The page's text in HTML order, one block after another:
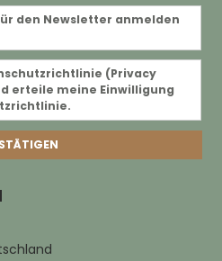
den Newsletter anmelden
(Privacy
erteile meine Einwilligung